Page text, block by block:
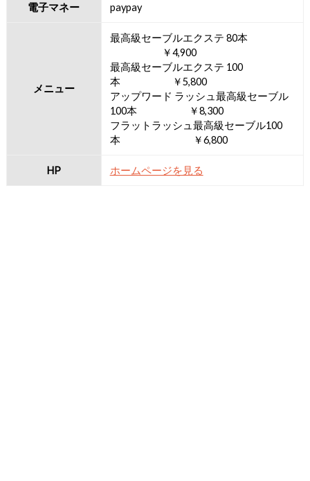
電子マネー paypay
メニュー
最高級セーブルエクステ 80本
￥4,900
最高級セーブルエクステ 100
本 ￥5,800
アップワード ラッシュ最高級セーブル
100本 ￥8,300
フラットラッシュ最高級セーブル100
本 ￥6,800
HP ホームページを見る